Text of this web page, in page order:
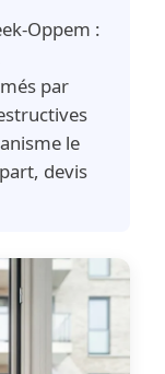
Oppem :
par
le
devis